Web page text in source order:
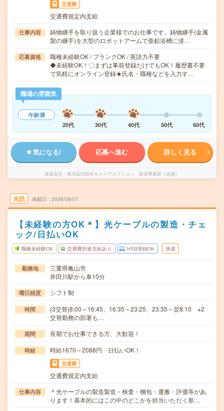
交通費
交通費規定内支給
仕事内容
鋳物継手を取り扱う企業様でのお仕事です。鋳物継手(金属
製の継手)を大型のロボットアームで亜鉛浴槽に浸…
応募資格
職種未経験OK / ブランクOK / 英語力不要
◆未経験OK！〇まずは事前登録だけでもOK！履歴書不要
で気軽にオンライン登録★氏名・職種などを入力す…
職場の雰囲気
年齢層
20代
30代 40代 50代 60代
気になる! 応募へ進む 詳しく見る
派遣会社 株式会社綜合キャリアオプション 製造事業部（全国）
未読 掲載日 2026/08/07
【未経験の方OK＊】光ケーブルの製造・チェ
ック/日払いOK
職種未経験OK 交通費別途支給あり WEB登録OK 派遣
勤務地
三重県亀山市
井田川駅から車10分
曜日頻度 シフト制
時間
(3交替)8:00～16:45、16:35～23:25、23:35～翌8:10 ※2
交替勤務の部署も…
期間 長期でお仕事できる方、大歓迎！
時給 時給1670～2088円 日払いOK！
交通費
交通費規定内支給
仕事内容
＊光ケーブルの製造製造・検査・梱包・運搬・評価等があ
ります！基本的にはこの中のどこかを担当いただく形…